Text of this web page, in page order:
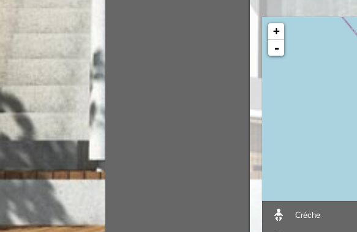
+
-
Crèche